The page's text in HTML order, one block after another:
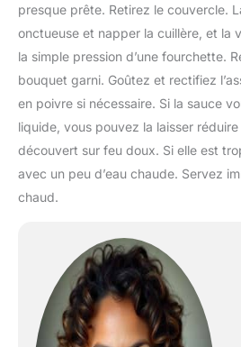
presque prête. Retirez le couvercle.
onctueuse et napper la cuillère, et la
la simple pression d’une fourchette.
bouquet garni. Goûtez et rectifiez
en poivre si nécessaire. Si la sauce
liquide, vous pouvez la laisser
découvert sur feu doux. Si elle est
avec un peu d’eau chaude. Servez
chaud.